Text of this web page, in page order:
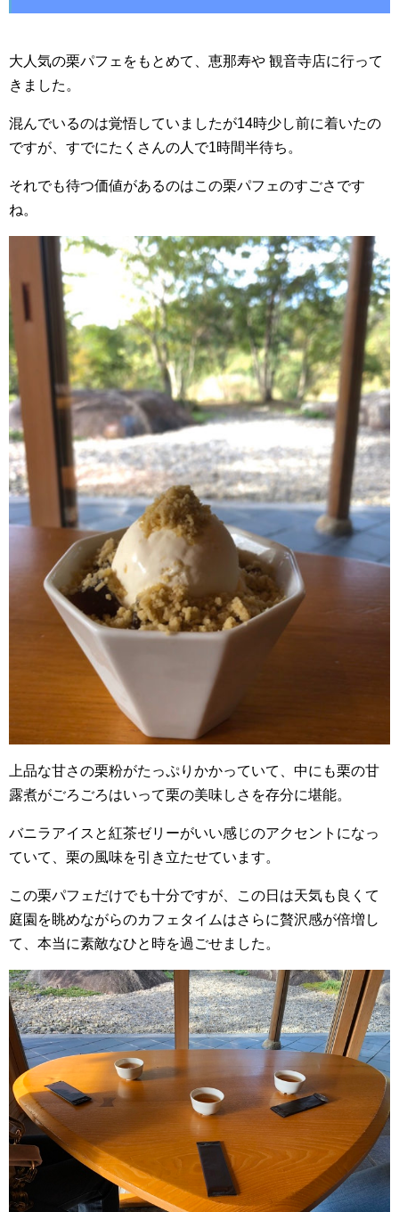
大人気の栗パフェをもとめて、恵那寿や 観音寺店に行って
きました。
混んでいるのは覚悟していましたが14時少し前に着いたの
ですが、すでにたくさんの人で1時間半待ち。
それでも待つ価値があるのはこの栗パフェのすごさです
ね。
上品な甘さの栗粉がたっぷりかかっていて、中にも栗の甘
露煮がごろごろはいって栗の美味しさを存分に堪能。
バニラアイスと紅茶ゼリーがいい感じのアクセントになっ
ていて、栗の風味を引き立たせています。
この栗パフェだけでも十分ですが、この日は天気も良くて
庭園を眺めながらのカフェタイムはさらに贅沢感が倍増し
て、本当に素敵なひと時を過ごせました。